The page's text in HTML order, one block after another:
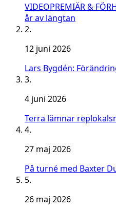
VIDEOPREMIÄR &
år av längtan
2.
12 juni 2026
Lars Bygdén:
3.
4 juni 2026
Terra lämnar
4.
27 maj 2026
På turné med Baxter
5.
26 maj 2026